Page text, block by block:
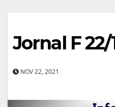
Jornal F 22/
NOV 22, 2021